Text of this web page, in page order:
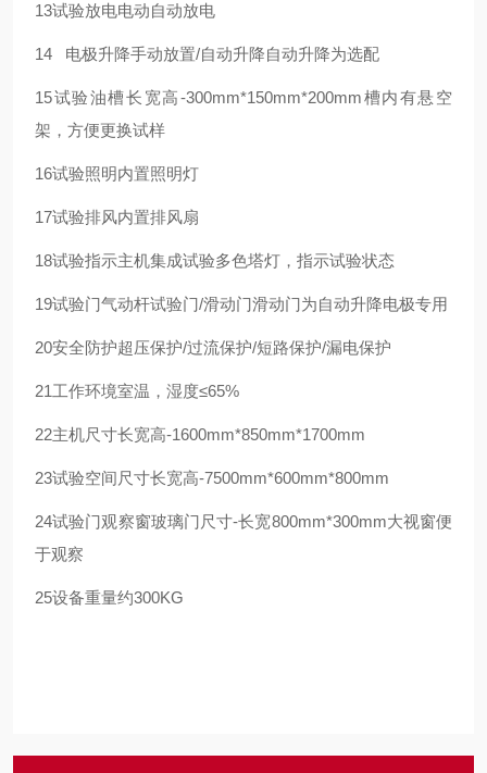
13试验放电电动自动放电
14 电极升降手动放置/自动升降自动升降为选配
15试验油槽长宽高-300mm*150mm*200mm槽内有悬空
架，方便更换试样
16试验照明内置照明灯
17试验排风内置排风扇
18试验指示主机集成试验多色塔灯，指示试验状态
19试验门气动杆试验门/滑动门滑动门为自动升降电极专用
20安全防护超压保护/过流保护/短路保护/漏电保护
21工作环境室温，湿度≤65%
22主机尺寸长宽高-1600mm*850mm*1700mm
23试验空间尺寸长宽高-7500mm*600mm*800mm
24试验门观察窗玻璃门尺寸-长宽800mm*300mm大视窗便
于观察
25设备重量约300KG